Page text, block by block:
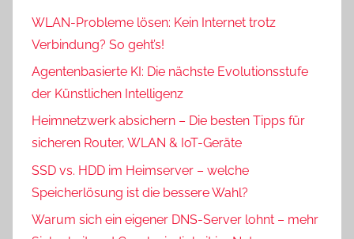
WLAN-Probleme lösen: Kein Internet trotz
Verbindung? So geht’s!
Agentenbasierte KI: Die nächste Evolutionsstufe
der Künstlichen Intelligenz
Heimnetzwerk absichern – Die besten Tipps für
sicheren Router, WLAN & IoT-Geräte
SSD vs. HDD im Heimserver – welche
Speicherlösung ist die bessere Wahl?
Warum sich ein eigener DNS-Server lohnt – mehr